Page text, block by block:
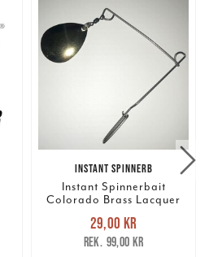
INSTANT SPINNERB
Instant Spinnerbait
Colorado Brass Lacquer
Nuvarande pris
29,00 krTidigare pris
99,00 kr
29,00 kr
99,00 kr